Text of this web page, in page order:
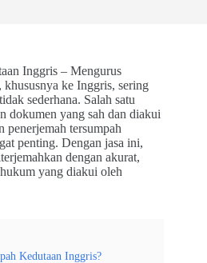
Inggris – Mengurus
ke Inggris, sering
sederhana. Salah satu
dokumen yang sah dan diakui
penerjemah tersumpah
penting. Dengan jasa ini,
dengan akurat,
yang diakui oleh
Kedutaan Inggris?